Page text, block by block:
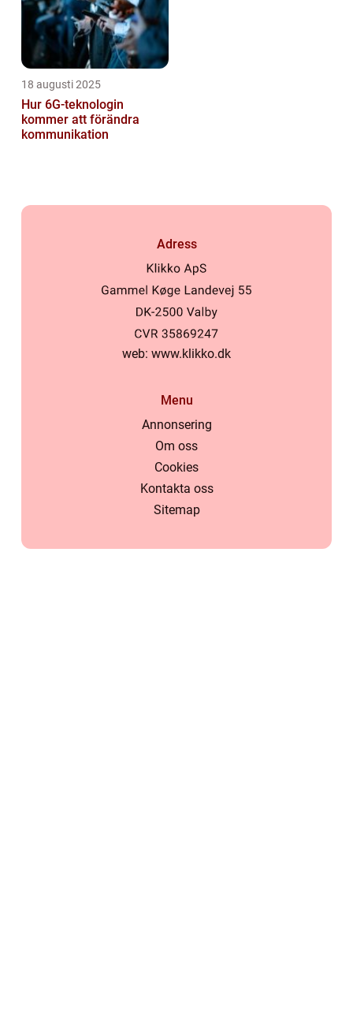
18 augusti 2025
Hur 6G-teknologin
kommer att förändra
kommunikation
Adress
web: www.klikko.dk
Menu
Annonsering
Om oss
Cookies
Kontakta oss
Sitemap